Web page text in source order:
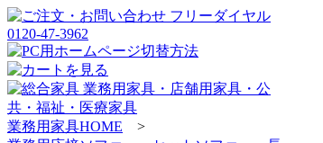
業務用家具HOME >